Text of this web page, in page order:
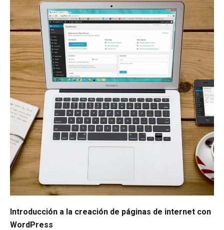
Introducción a la creación de páginas de internet con
WordPress